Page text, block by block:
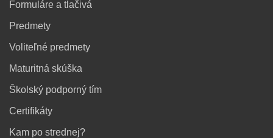
Formuláre a tlačivá
Predmety
Voliteľné predmety
Maturitná skúška
Školský podporný tím
Certifikáty
Kam po strednej?